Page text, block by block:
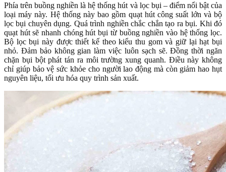
Phía trên buồng nghiền là hệ thống hút và lọc bụi – điểm nổi bật của
loại máy này. Hệ thống này bao gồm quạt hút công suất lớn và bộ
lọc bụi chuyên dụng. Quá trình nghiền chắc chắn tạo ra bụi. Khi đó
quạt hút sẽ nhanh chóng hút bụi từ buồng nghiền vào hệ thống lọc.
Bộ lọc bụi này được thiết kế theo kiểu thu gom và giữ lại hạt bụi
nhỏ. Đảm bảo không gian làm việc luôn sạch sẽ. Đồng thời ngăn
chặn bụi bột phát tán ra môi trường xung quanh. Điều này không
chỉ giúp bảo vệ sức khỏe cho người lao động mà còn giảm hao hụt
nguyên liệu, tối ưu hóa quy trình sản xuất.